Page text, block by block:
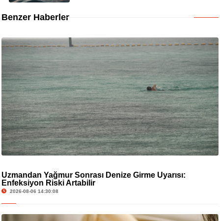
Benzer Haberler
Uzmandan Yağmur Sonrası Denize Girme Uyarısı:
Enfeksiyon Riski Artabilir
2026-08-06 14:30:08